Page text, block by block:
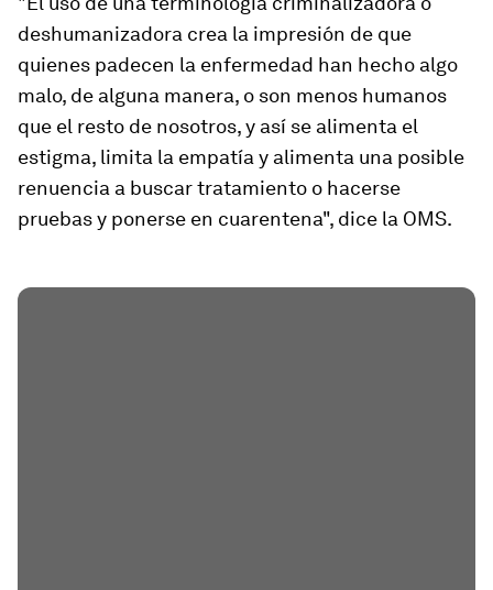
deshumanizadora crea la impresión de que
quienes padecen la enfermedad han hecho algo
malo, de alguna manera, o son menos humanos
que el resto de nosotros, y así se alimenta el
estigma, limita la empatía y alimenta una posible
renuencia a buscar tratamiento o hacerse
pruebas y ponerse en cuarentena", dice la OMS.